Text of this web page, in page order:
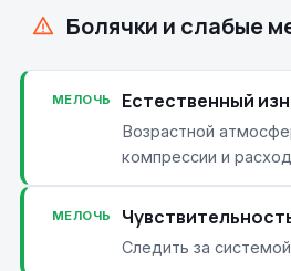
Болячки и слабые
МЕЛОЧЬ Естественный
Возрастной
компрессии и
МЕЛОЧЬ
Следить за